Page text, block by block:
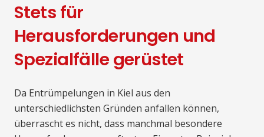
Stets für
Herausforderungen und
Spezialfälle gerüstet
Da Entrümpelungen in Kiel aus den
unterschiedlichsten Gründen anfallen können,
überrascht es nicht, dass manchmal besondere